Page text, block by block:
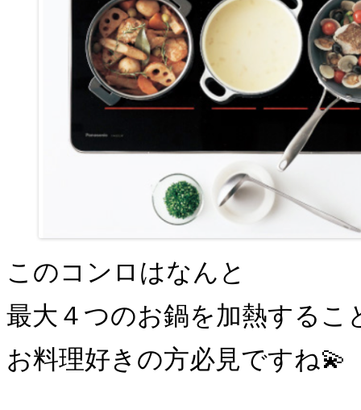
このコンロはなんと
最大４つのお鍋を加熱するこ
お料理好きの方必見ですね💫